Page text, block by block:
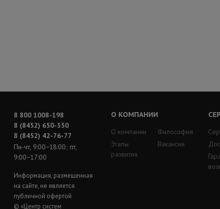
8 800 1008-198
8 (8452) 650-350
8 (8452) 42-76-77
Пн-чт, 9:00−18:00; пт,
9:00−17:00
Информация, размещенная
на сайте, не является
публичной офертой
© «Центр систем
О КОМПАНИИ
О компании
Этапы
развития
Философия
Вакансии